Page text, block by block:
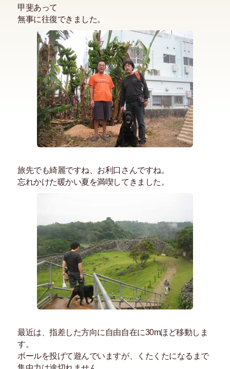
甲斐あって
無事に往復できました。
旅先でも綺麗ですね、お利口さんですね。
忘れかけた暖かい夏を満喫してきました。
最近は、指差した方向に自由自在に30mほど移動しま
す。
ボールを投げて遊んでいますが、くたくたになるまで